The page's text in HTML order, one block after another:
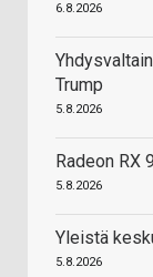
6.8.2026
Trump
5.8.2026
Radeon RX
5.8.2026
Yleistä
5.8.2026